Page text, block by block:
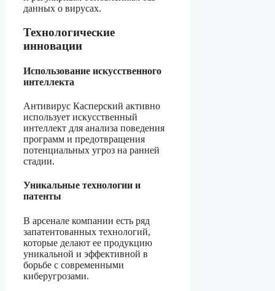
данных о вирусах.
Технологические
инновации
Использование искусственного
интеллекта
Антивирус Касперский активно
использует искусственный
интеллект для анализа поведения
программ и предотвращения
потенциальных угроз на ранней
стадии.
Уникальные технологии и
патенты
В арсенале компании есть ряд
запатентованных технологий,
которые делают ее продукцию
уникальной и эффективной в
борьбе с современными
киберугрозами.